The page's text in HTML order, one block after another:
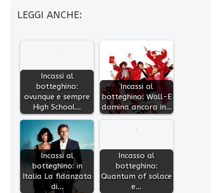
LEGGI ANCHE:
Incassi al
botteghino:
ovunque e sempre
High School…
Incassi al
botteghino: Wall-E
domina ancora in…
Incassi al
botteghino: in
Italia La fidanzata
di…
Incasso al
botteghino:
Quantum of solace
e…